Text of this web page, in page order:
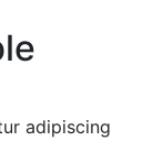
adipiscing